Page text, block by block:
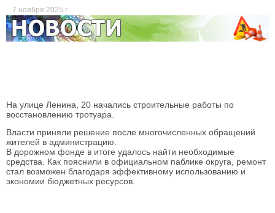
7 ноября 2025 г.
На улице Ленина, 20 начались строительные работы по
восстановлению тротуара.
Власти приняли решение после многочисленных обращений
жителей в администрацию.
В дорожном фонде в итоге удалось найти необходимые
средства. Как пояснили в официальном паблике округа, ремонт
стал возможен благодаря эффективному использованию и
экономии бюджетных ресурсов.